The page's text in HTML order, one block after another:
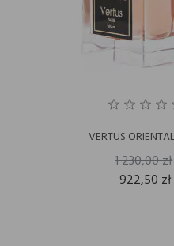
VERTUS
1 230,00 zł
922,50 zł